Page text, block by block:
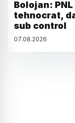
Bolojan:
tehnocrat,
sub control
07.08.2026